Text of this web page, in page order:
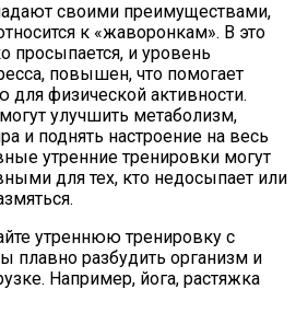
своими преимуществами,
к «жаворонкам». В это
просыпается, и уровень
повышен, что помогает
для физической активности.
улучшить метаболизм,
и поднять настроение на весь
утренние тренировки могут
для тех, кто недосыпает или
утреннюю тренировку с
плавно разбудить организм и
Например, йога, растяжка